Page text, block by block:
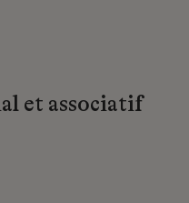
et associatif